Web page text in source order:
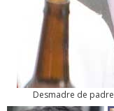
Desmadre de padre